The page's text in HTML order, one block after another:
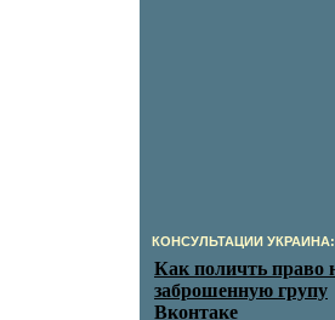
КОНСУЛЬТАЦИИ УКРАИНА: